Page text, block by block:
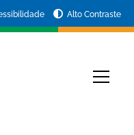
Alto Contraste